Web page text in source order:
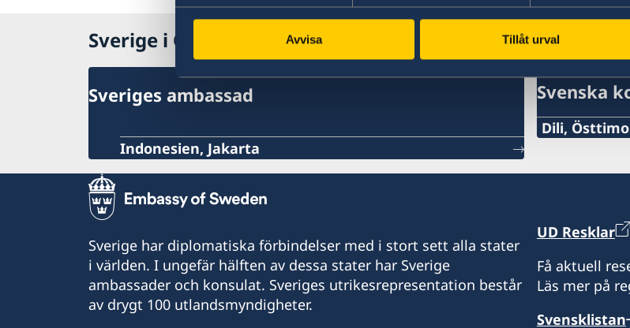
Avvisa Tillåt urval
Sverige i Östtimor
Sveriges ambassad
Indonesien, Jakarta
Svenska
Dili,
Telepon
E-post:
Sverige har diplomatiska förbindelser med i stort sett alla stater
i världen. I ungefär hälften av dessa stater har Sverige
ambassader och konsulat. Sveriges utrikesrepresentation består
av drygt 100 utlandsmyndigheter.
UD Resklar
Få aktuell
Läs mer på
Svensklistan